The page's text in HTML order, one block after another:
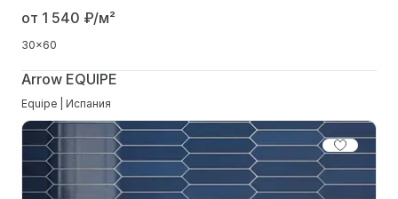
от 1 540 ₽/м²
30x60
Arrow EQUIPE
Equipe | Испания